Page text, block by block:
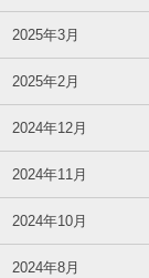
2025年3月
2025年2月
2024年12月
2024年11月
2024年10月
2024年8月